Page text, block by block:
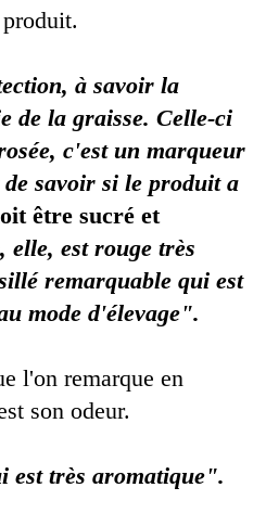
à savoir la
de la graisse. Celle-ci
c'est un marqueur
savoir si le produit a
être sucré et
elle, est rouge très
remarquable qui est
mode d'élevage".
l'on remarque en
son odeur.
est très aromatique".